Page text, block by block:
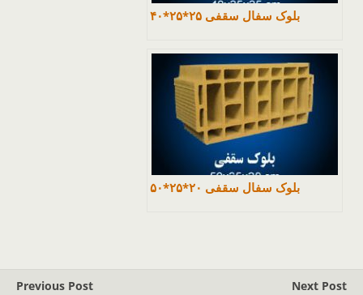
بلوک سفال سقفی ۲۵*۲۵*۴۰
بلوک سفال سقفی ۲۰*۲۵*۵۰
Previous Post
Next Post